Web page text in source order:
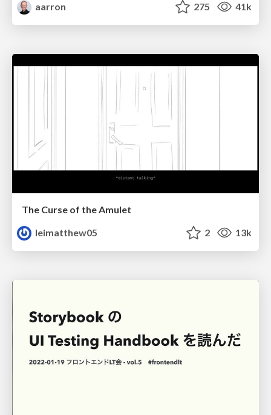
aarron
275 41k
The Curse of the Amulet
leimatthew05
2 13k